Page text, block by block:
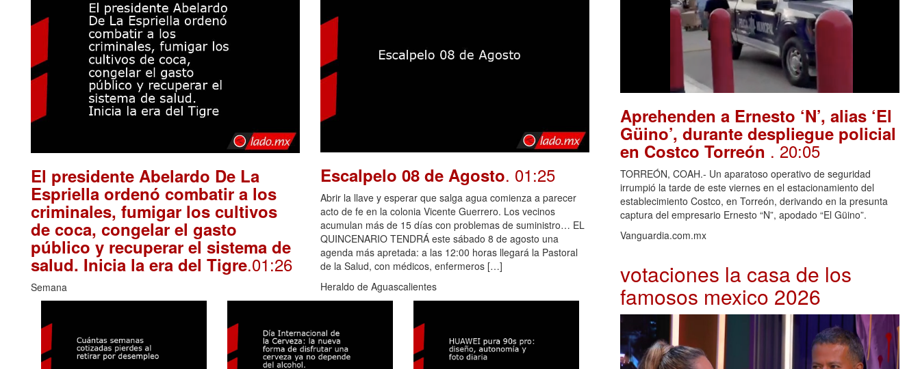
El presidente Abelardo De La
Espriella ordenó combatir a los
criminales, fumigar los cultivos
de coca, congelar el gasto
público y recuperar el sistema de
salud. Inicia la era del Tigre.01:26
Semana
Escalpelo 08 de Agosto. 01:25
Abrir la llave y esperar que salga agua comienza a parecer
acto de fe en la colonia Vicente Guerrero. Los vecinos
acumulan más de 15 días con problemas de suministro… EL
QUINCENARIO TENDRÁ este sábado 8 de agosto una
agenda más apretada: a las 12:00 horas llegará la Pastoral
de la Salud, con médicos, enfermeros […]
Heraldo de Aguascalientes
Aprehenden a Ernesto ‘N’, alias ‘El
Güino’, durante despliegue policial
en Costco Torreón . 20:05
TORREÓN, COAH.- Un aparatoso operativo de seguridad
irrumpió la tarde de este viernes en el estacionamiento del
establecimiento Costco, en Torreón, derivando en la presunta
captura del empresario Ernesto “N”, apodado “El Güino”.
Vanguardia.com.mx
votaciones la casa de los
famosos mexico 2026